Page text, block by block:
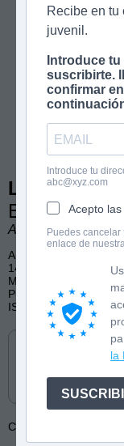
Recibe en tu
juvenil.
Introduce
suscribirte.
confirmar
Introduce tu
abc@xyz.com
Acepto
Puedes
enlace de
la
La Banda de
En la tierra
Alessandro Vicenzi
A partir de 8 años
144 páginas, bitono
Mitología, Aventura,
Publicado por La
ISBN: 9788419472113
Cómpralo en
Colección: